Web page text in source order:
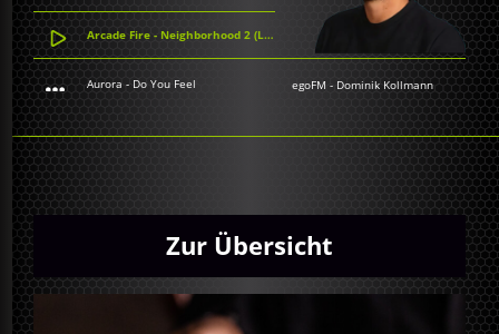
Arcade Fire - Neighborhood 2 (Laika)
Aurora - Do You Feel egoFM - Dominik Kollmann
Zur Übersicht